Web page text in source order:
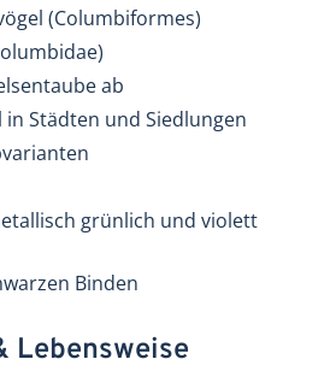
(Columbiformes)
ab
Städten und Siedlungen
grünlich und violett
Binden
Lebensweise